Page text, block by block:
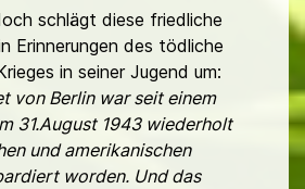
schlägt diese friedliche
Erinnerungen des tödliche
in seiner Jugend um:
von Berlin war seit einem
31.August 1943 wiederholt
und amerikanischen
worden. Und das